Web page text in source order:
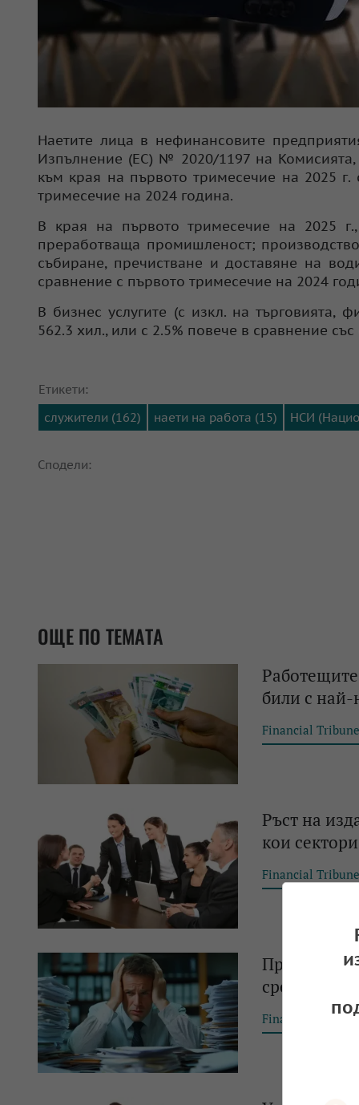
Наетите лица в нефинансовите
Изпълнение (ЕС) № 2020/1197 на Комисията,
към края на първото тримесечие на 2025
тримесечие на 2024 година.
В края на първото тримесечие на 2025
преработваща промишленост;
събиране, пречистване и доставяне на
сравнение с първото тримесечие на 2024
В бизнес услугите (с изкл. на търговията,
562.3 хил., или с 2.5% повече в сравнение
Етикети:
служители (162)
наети на работа (15) НСИ
Сподели:
ОЩЕ ПО ТЕМАТА
Работещите
били с най-
Financial Tribune
Ръст на
кои
Financial Tribune
Проучване
среда в
Financial Tribune